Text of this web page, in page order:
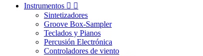
Instrumentos  
Sintetizadores
Groove Box-Sampler
Teclados y Pianos
Percusión Electrónica
Controladores de viento